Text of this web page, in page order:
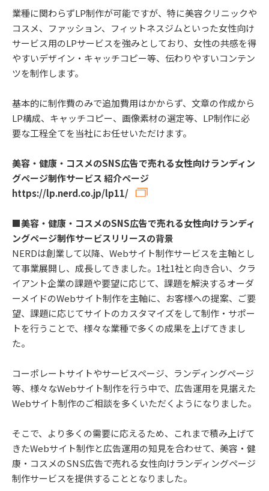
業種に関わらずLP制作が可能ですが、特に美容クリニックや
コスメ、ファッション、フィットネスジムといった女性向け
サービス用のLPサービスを強みとしており、女性の共感を得
やすいデザイン・キャッチコピー等、伝わりやすいコンテン
ツを制作します。
基本的に制作費のみで追加費用はかからず、文章の作成から
LP構成、キャッチコピー、画像素材の選定等、LP制作に必
要な工程全てを当社にお任せいただけます。
美容・健康・コスメのSNS広告で売れる女性向けランディン
グページ制作サービス 紹介ページ
https://lp.nerd.co.jp/lp11/
■美容・健康・コスメのSNS広告で売れる女性向けランディ
ングページ制作サービスリリースの背景
NERDは創業して以降、Webサイト制作サービスを主軸とし
て事業展開し、成長してきました。1社1社と向き合い、クラ
イアント企業の課題や要望に応じて、課題を解決するオーダ
ーメイドのWebサイト制作を主軸に、お客様への提案、ご要
望、課題に応じてサイトのカスタマイズをして制作・サポー
トを行うことで、様々な業種で多くの成果を上げてきまし
た。
コーポレートサイトやサービスページ、ランディングページ
等、様々なWebサイト制作を行う中で、広告運用を見据えた
Webサイト制作のご相談を多くいただくようになりました。
そこで、より多くの需要に応えるため、これまで積み上げて
きたWebサイト制作と広告運用の知見を合わせて、美容・健
康・コスメのSNS広告で売れる女性向けランディングページ
制作サービスを提供することとなりました。